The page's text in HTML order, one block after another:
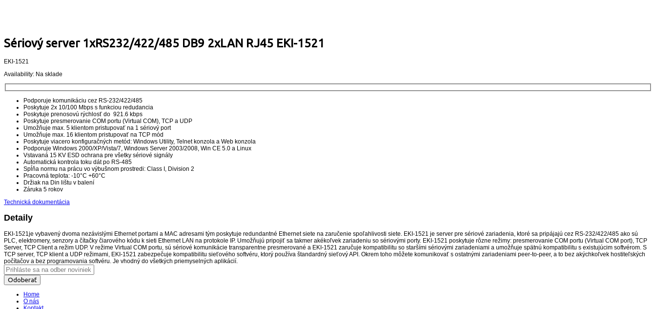
Sériový server 1xRS232/422/485 DB9 2xLAN RJ45 EKI-1521
EKI-1521
Availability: Na sklade
Podporuje komunikáciu cez RS-232/422/485
Poskytuje 2x 10/100 Mbps s funkciou redudancia
Poskytuje prenosovú rýchlosť do 921.6 kbps
Poskytuje presmerovanie COM portu (Virtual COM), TCP a UDP
Umožňuje max. 5 klientom pristupovať na 1 sériový port
Umožňuje max. 16 klientom pristupovať na TCP mód
Poskytuje viacero konfiguračných metód: Windows Utility, Telnet konzola a Web konzola
Podporuje Windows 2000/XP/Vista/7, Windows Server 2003/2008, Win CE 5.0 a Linux
Vstavaná 15 KV ESD ochrana pre všetky sériové signály
Automatická kontrola toku dát po RS-485
Spĺňa normu na prácu vo výbušnom prostredi: Class I, Division 2
Pracovná teplota: -10°C +60°C
Držiak na Din lištu v balení
Záruka 5 rokov
Technická dokumentácia
Detaily
EKI-1521je vybavený dvoma nezávislými Ethernet portami a MAC adresami tým poskytuje redundantné Ethernet siete na zaručenie spoľahlivosti siete. EKI-1521 je server pre sériové zariadenia, ktoré sa pripájajú cez RS-232/422/485 ako sú
PLC, elektromery, senzory a čítačky čiarového kódu k sieti Ethernet LAN na protokole IP. Umožňujú pripojiť sa takmer akékoľvek zariadeniu so sériovými porty. EKI-1521 poskytuje rôzne režimy: presmerovanie COM portu (Virtual COM port), TCP
Server, TCP Client a režim UDP. V režime Virtual COM portu, sú sériové komunikácie transparentne presmerované a EKI-1521 zaručuje kompatibilitu so staršími sériovými zariadeniami a umožňuje spätnú kompatibilitu s existujúcim softvérom. S
TCP server, TCP klient a UDP režimami, EKI-1521 zabezpečuje kompatibilitu sieťového softvéru, ktorý používa štandardný sieťový API. Okrem toho môžete komunikovať s ostatnými zariadeniami peer-to-peer, a to bez akýchkoľvek hostiteľských
počítačov a bez programovania softvéru. Je vhodný do všetkých priemyselných aplikácií.
Odoberať
Home
O nás